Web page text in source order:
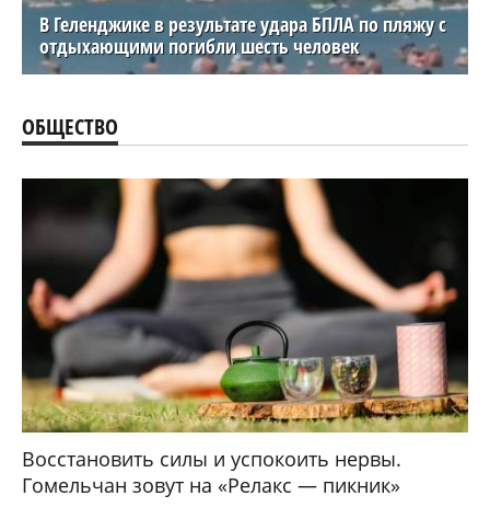
В Геленджике в результате удара БПЛА по пляжу с
отдыхающими погибли шесть человек
ОБЩЕСТВО
Восстановить силы и успокоить нервы.
Гомельчан зовут на «Релакс — пикник»